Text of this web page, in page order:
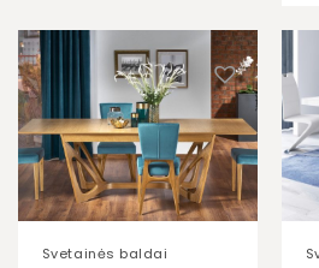
Svetainės baldai